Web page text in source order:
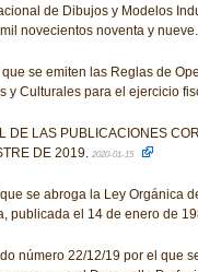
de Dibujos y Modelos
novecientos noventa y nueve.
se emiten las Reglas de
y Culturales para el ejercicio
DE LAS PUBLICACIONES
DE 2019. 2020-01-15
se abroga la Ley Orgánica
publicada el 14 de enero de
número 22/12/19 por el que